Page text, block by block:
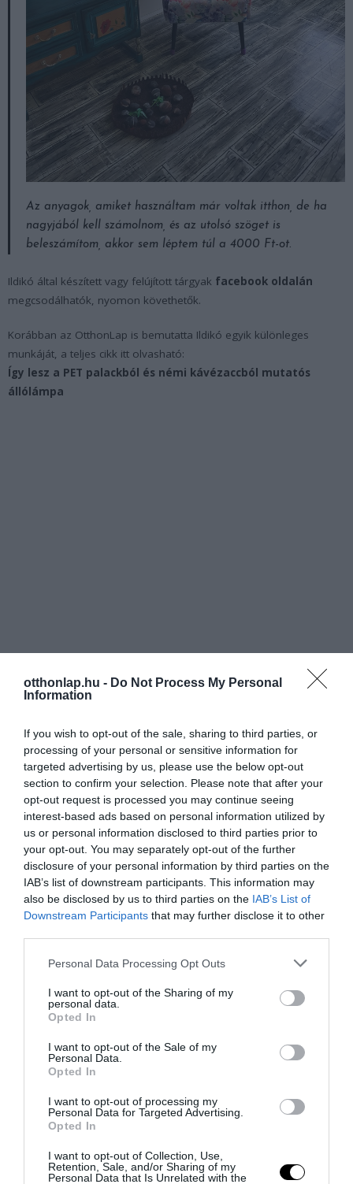
otthonlap.hu - Do Not Process My Personal
Information
If you wish to opt-out of the sale, sharing to third parties, or
processing of your personal or sensitive information for
targeted advertising by us, please use the below opt-out
section to confirm your selection. Please note that after your
opt-out request is processed you may continue seeing
interest-based ads based on personal information utilized by
us or personal information disclosed to third parties prior to
your opt-out. You may separately opt-out of the further
disclosure of your personal information by third parties on the
IAB’s list of downstream participants. This information may
also be disclosed by us to third parties on the IAB’s List of
Downstream Participants that may further disclose it to other
Please note that this website/app uses one or more Google
not limited to your visit or usage behaviour. You may click to
grant or deny consent to Google and its third-party tags to
use your data for below specified purposes in below Google
consent section.
Personal Data Processing Opt Outs
I want to opt-out of the Sharing of my
personal data.
Opted In
I want to opt-out of the Sale of my
Personal Data.
Opted In
I want to opt-out of processing my
Personal Data for Targeted Advertising.
Opted In
I want to opt-out of Collection, Use,
Retention, Sale, and/or Sharing of my
Personal Data that Is Unrelated with the
Az anyagok, amiket használtam már voltak itthon, de ha
nagyjából kell számolnom, és az utolsó szöget is
beleszámítom, akkor sem léptem túl a 4000 Ft-ot.
Ildikó által készített vagy felújított tárgyak facebook oldalán
megcsodálhatók, nyomon követhetők.
Korábban az OtthonLap is bemutatta Ildikó egyik különleges
munkáját, a teljes cikk itt olvasható:
Így lesz a PET palackból és némi kávézaccból mutatós
állólámpa